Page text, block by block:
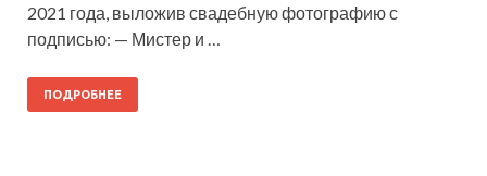
2021 года, выложив свадебную фотографию с
подписью: — Мистер и …
ПОДРОБНЕЕ